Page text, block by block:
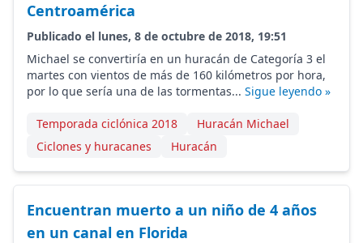
Centroamérica
Publicado el lunes, 8 de octubre de 2018, 19:51
Michael se convertiría en un huracán de Categoría 3 el
martes con vientos de más de 160 kilómetros por hora,
por lo que sería una de las tormentas... Sigue leyendo »
Temporada ciclónica 2018
Huracán Michael
Ciclones y huracanes
Huracán
Encuentran muerto a un niño de 4 años
en un canal en Florida